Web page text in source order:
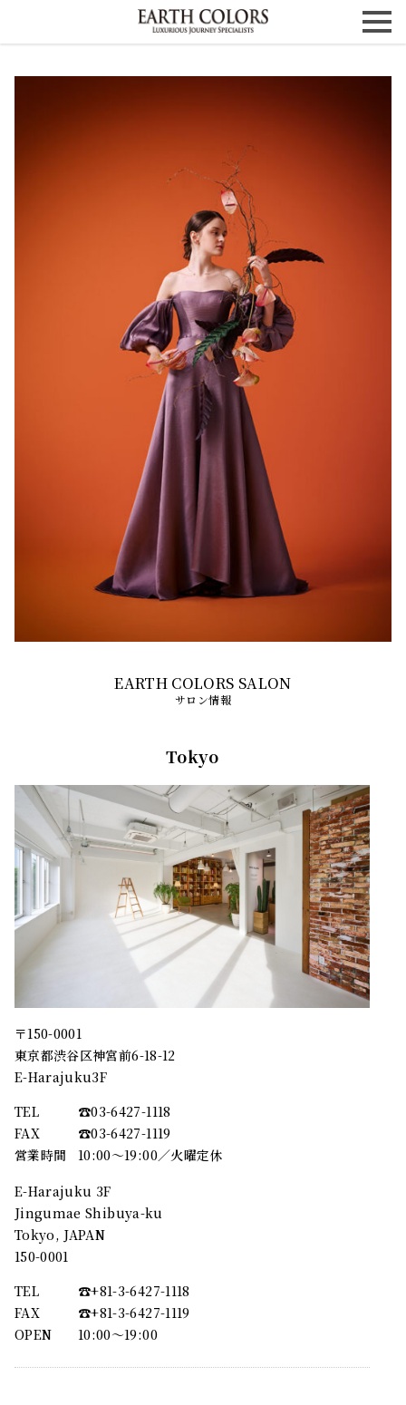
サロン情報
Tokyo
〒150-0001
東京都渋谷区神宮前6-18-12
E-Harajuku3F
TEL
☎︎03-6427-1118
FAX
☎︎03-6427-1119
営業時間
10:00～19:00／火曜定休
E-Harajuku 3F
Jingumae Shibuya-ku
Tokyo, JAPAN
150-0001
TEL
☎︎+81-3-6427-1118
FAX
☎︎+81-3-6427-1119
OPEN
10:00〜19:00